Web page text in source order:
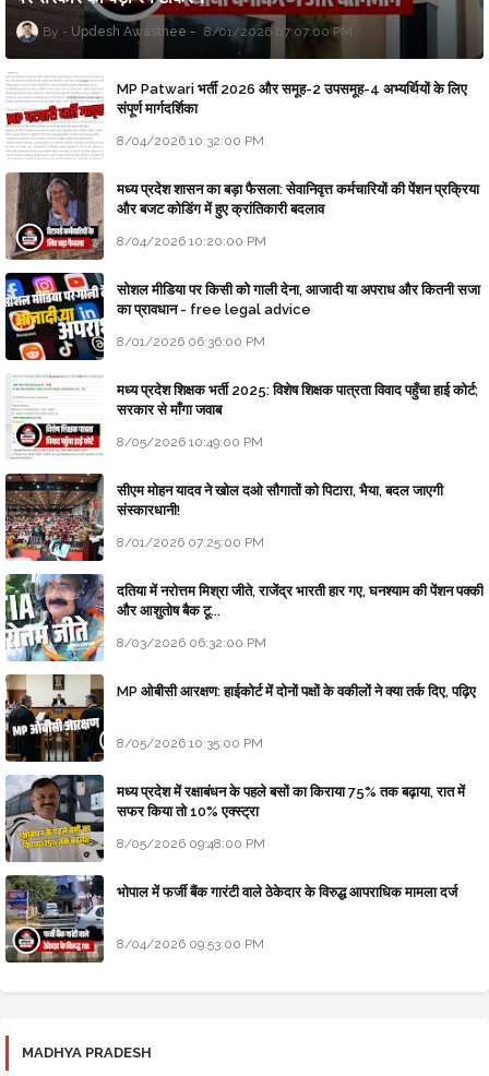
Updesh Awasthee 8/01/2026 07:07:00 PM
MP Patwari भर्ती 2026 और समूह-2 उपसमूह-4 अभ्यर्थियों के लिए
संपूर्ण मार्गदर्शिका
8/04/2026 10:32:00 PM
मध्य प्रदेश शासन का बड़ा फैसला: सेवानिवृत्त कर्मचारियों की पेंशन प्रक्रिया
और बजट कोडिंग में हुए क्रांतिकारी बदलाव
8/04/2026 10:20:00 PM
सोशल मीडिया पर किसी को गाली देना, आजादी या अपराध और कितनी सजा
का प्रावधान - free legal advice
8/01/2026 06:36:00 PM
मध्य प्रदेश शिक्षक भर्ती 2025: विशेष शिक्षक पात्रता विवाद पहुँचा हाई कोर्ट;
सरकार से माँगा जवाब
8/05/2026 10:49:00 PM
सीएम मोहन यादव ने खोल दओ सौगातों को पिटारा, भैया, बदल जाएगी
संस्कारधानी!
8/01/2026 07:25:00 PM
दतिया में नरोत्तम मिश्रा जीते, राजेंद्र भारती हार गए, घनश्याम की पेंशन पक्की
और आशुतोष बैक टू...
8/03/2026 06:32:00 PM
MP ओबीसी आरक्षण: हाईकोर्ट में दोनों पक्षों के वकीलों ने क्या तर्क दिए, पढ़िए
8/05/2026 10:35:00 PM
मध्य प्रदेश में रक्षाबंधन के पहले बसों का किराया 75% तक बढ़ाया, रात में
सफर किया तो 10% एक्स्ट्रा
8/05/2026 09:48:00 PM
भोपाल में फर्जी बैंक गारंटी वाले ठेकेदार के विरुद्ध आपराधिक मामला दर्ज
8/04/2026 09:53:00 PM
MADHYA PRADESH